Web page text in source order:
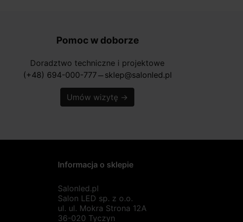
Pomoc w doborze
Doradztwo techniczne i projektowe
(+48) 694-000-777 horizontal_rule sklep@salonled.pl
Umów wizytę →
Informacja o sklepie
Salonled.pl
Salon LED sp. z o.o.
ul. ul. Mokra Strona 12A
36-020 Tyczyn